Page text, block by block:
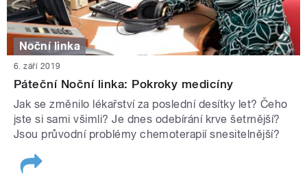
Noční linka
6. září 2019
Páteční Noční linka: Pokroky medicíny
Jak se změnilo lékařství za poslední desítky let? Čeho
jste si sami všimli? Je dnes odebírání krve šetrnější?
Jsou průvodní problémy chemoterapií snesitelnější?